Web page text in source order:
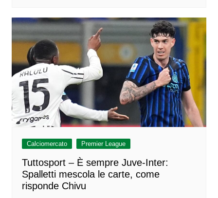
Calciomercato Premier League
Tuttosport – È sempre Juve-Inter:
Spalletti mescola le carte, come
risponde Chivu